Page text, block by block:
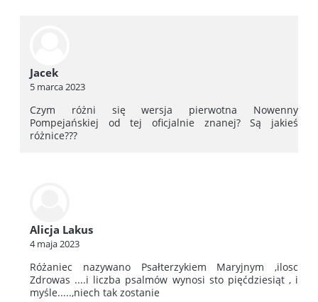
Jacek
5 marca 2023
Czym różni się wersja pierwotna Nowenny
Pompejańskiej od tej oficjalnie znanej? Są jakieś
różnice???
Alicja Lakus
4 maja 2023
Różaniec nazywano Psałterzykiem Maryjnym ,ilosc
Zdrowas ....i liczba psalmów wynosi sto pięćdziesiąt , i
myśle.....,niech tak zostanie